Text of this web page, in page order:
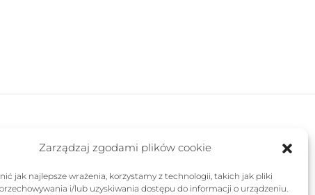
Zarządzaj zgodami plików cookie
jak najlepsze wrażenia, korzystamy z technologii, takich jak pliki
i/lub uzyskiwania dostępu do informacji o urządzeniu.